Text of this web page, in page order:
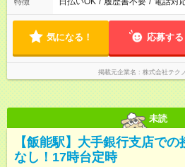
気になる！ 応募する
掲載元企業名 株式会社テク
未読
【飯能駅】大手銀行支店で
なし！17時台定時